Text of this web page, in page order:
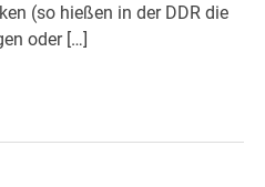
(so hießen in der DDR die
oder […]